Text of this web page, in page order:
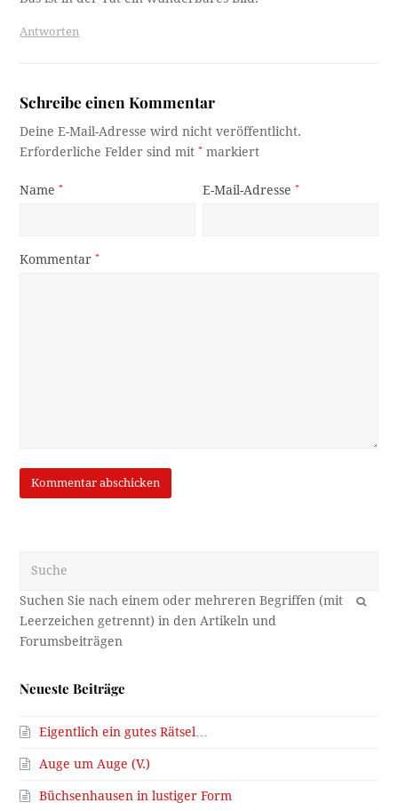
Antworten
Schreibe einen Kommentar
Deine E-Mail-Adresse wird nicht veröffentlicht.
Erforderliche Felder sind mit* markiert
Name* E-Mail-Adresse*
Kommentar*
OK
Neueste Beiträge
Eigentlich ein gutes Rätsel…
Auge um Auge (V.)
Büchsenhausen in lustiger Form